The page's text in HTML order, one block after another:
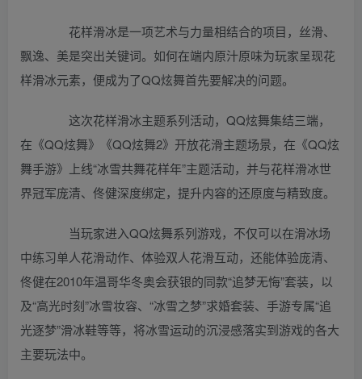
花样滑冰是一项艺术与力量相结合的项目，丝滑、
飘逸、美是突出关键词。如何在端内原汁原味为玩家呈现花
样滑冰元素，便成为了QQ炫舞首先要解决的问题。
这次花样滑冰主题系列活动，QQ炫舞集结三端，
在《QQ炫舞》《QQ炫舞2》开放花滑主题场景，在《QQ炫
舞手游》上线“冰雪共舞花样年”主题活动，并与花样滑冰世
界冠军庞清、佟健深度绑定，提升内容的还原度与精致度。
当玩家进入QQ炫舞系列游戏，不仅可以在滑冰场
中练习单人花滑动作、体验双人花滑互动，还能体验庞清、
佟健在2010年温哥华冬奥会获银的同款“追梦无悔”套装，以
及“高光时刻”冰雪妆容、“冰雪之梦”求婚套装、手游专属“追
光逐梦”滑冰鞋等等，将冰雪运动的沉浸感落实到游戏的各大
主要玩法中。